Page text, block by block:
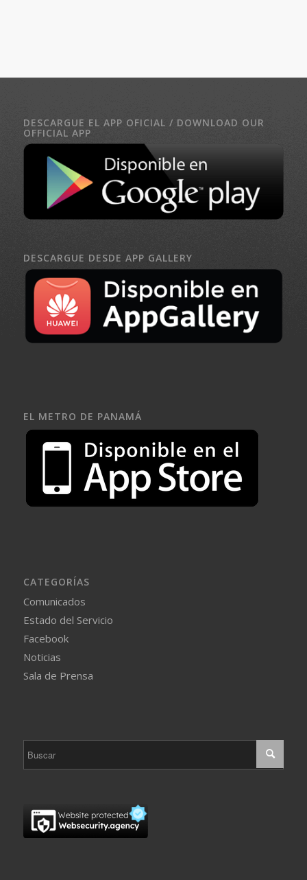
DESCARGUE EL APP OFICIAL / DOWNLOAD OUR
OFFICIAL APP
DESCARGUE DESDE APP GALLERY
EL METRO DE PANAMÁ
CATEGORÍAS
Comunicados
Estado del Servicio
Facebook
Noticias
Sala de Prensa